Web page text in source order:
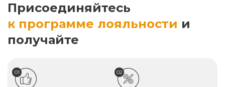
Присоединяйтесь
к программе лояльности и
получайте
01 02